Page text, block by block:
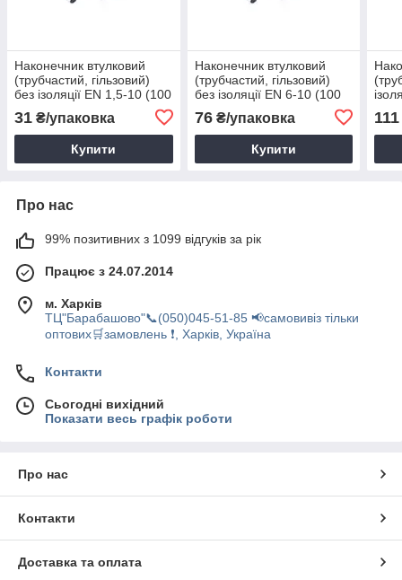
Наконечник втулковий
(трубчастий, гільзовий)
без ізоляції EN 1,5-10 (100
31 ₴/упаковка
Купити
Наконечник втулковий
(трубчастий, гільзовий)
без ізоляції EN 6-10 (100
76₴/упаковка
Купити
111
Про нас
99% позитивних з 1099 відгуків за рік
Працює з 24.07.2014
м. Харків
ТЦ"Барабашово"📞(050)045-51-85 📢самовивіз тільки
оптових🛒замовлень ❗, Харків, Україна
Контакти
Сьогодні вихідний
Показати весь графік роботи
Про нас
Контакти
Доставка та оплата